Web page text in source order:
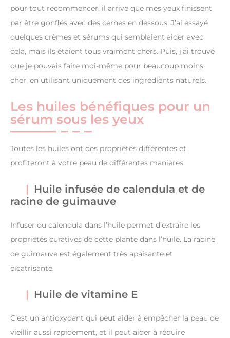
pour tout recommencer, il arrive que mes yeux finissent
par être gonflés avec des cernes en dessous. J’ai essayé
quelques crèmes et sérums qui semblaient aider avec
cela, mais ils étaient tous vraiment chers. Puis, j’ai trouvé
que je pouvais faire moi-même pour beaucoup moins
cher, en utilisant uniquement des ingrédients naturels.
Les huiles bénéfiques pour un
sérum sous les yeux
Toutes les huiles ont des propriétés différentes et
profiteront à votre peau de différentes manières.
Huile infusée de calendula et de
racine de guimauve
Infuser du calendula dans l’huile permet d’extraire les
propriétés curatives de cette plante dans l’huile. La racine
de guimauve est également très apaisante et
cicatrisante.
Huile de vitamine E
C’est un antioxydant qui peut aider à empêcher la peau de
vieillir aussi rapidement, et il peut aider à réduire